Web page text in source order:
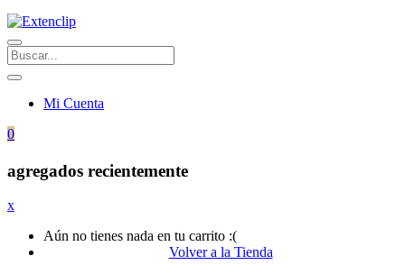
Mi Cuenta
0
agregados recientemente
x
Aún no tienes nada en tu carrito :(
Volver a la Tienda